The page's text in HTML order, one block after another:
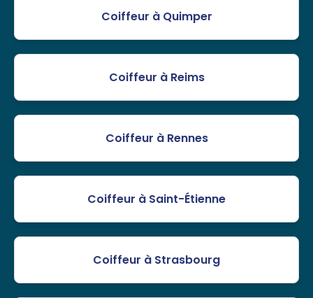
Coiffeur à Quimper
Coiffeur à Reims
Coiffeur à Rennes
Coiffeur à Saint-Étienne
Coiffeur à Strasbourg